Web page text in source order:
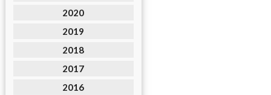
2020
2019
2018
2017
2016